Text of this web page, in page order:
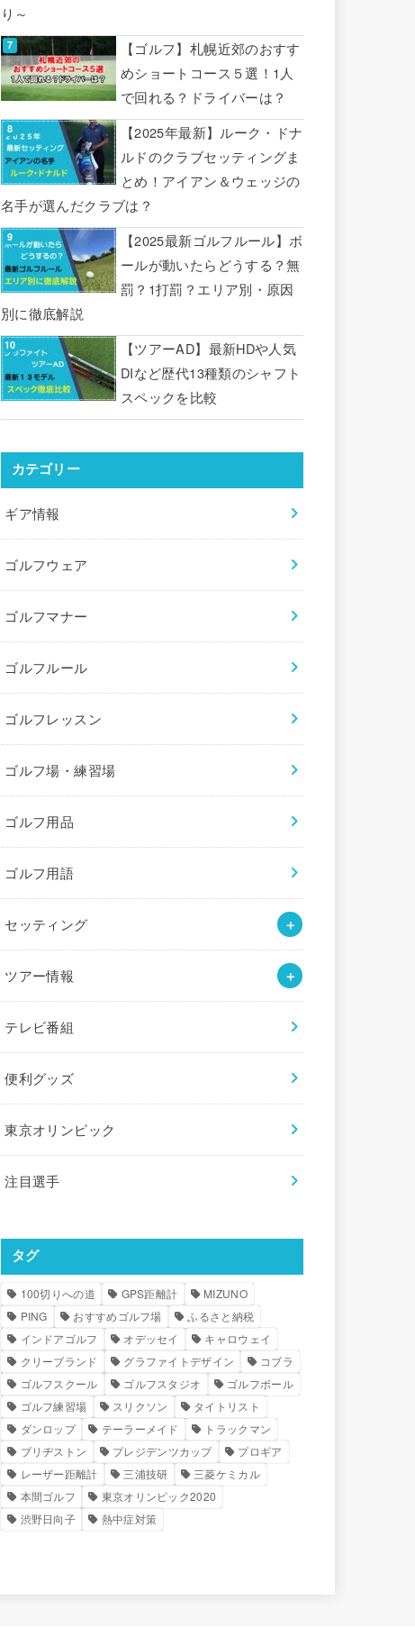
り～
【ゴルフ】札幌近郊のおすす
めショートコース５選！1人
で回れる？ドライバーは？
【2025年最新】ルーク・ドナ
ルドのクラブセッティングま
とめ！アイアン＆ウェッジの
名手が選んだクラブは？
【2025最新ゴルフルール】ボ
ールが動いたらどうする？無
罰？1打罰？エリア別・原因
別に徹底解説
【ツアーAD】最新HDや人気
DIなど歴代13種類のシャフト
スペックを比較
カテゴリー
ギア情報
ゴルフウェア
ゴルフマナー
ゴルフルール
ゴルフレッスン
ゴルフ場・練習場
ゴルフ用品
ゴルフ用語
セッティング
ツアー情報
テレビ番組
便利グッズ
東京オリンピック
注目選手
タグ
100切りへの道 GPS距離計
MIZUNO
PING
おすすめゴルフ場
ふるさと納税
インドアゴルフ
オデッセイ
キャロウェイ
クリーブランド
グラファイトデザイン
コブラ
ゴルフスクール
ゴルフスタジオ
ゴルフボール
ゴルフ練習場
スリクソン
タイトリスト
ダンロップ
テーラーメイド
トラックマン
ブリヂストン
プレジデンツカップ
プロギア
レーザー距離計
三浦技研
三菱ケミカル
本間ゴルフ
東京オリンピック2020
渋野日向子
熱中症対策